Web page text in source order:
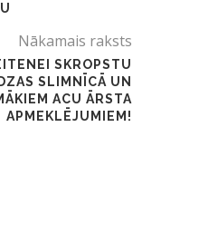
Nākamais raksts
SKROPSTU
SLIMNĪCĀ UN
ACU ĀRSTA
APMEKLĒJUMIEM!